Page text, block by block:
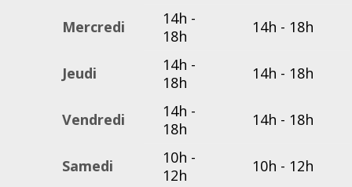
Mercredi
14h -
18h
14h - 18h
Jeudi
14h -
18h
14h - 18h
Vendredi
14h -
18h
14h - 18h
Samedi
10h -
12h
10h - 12h